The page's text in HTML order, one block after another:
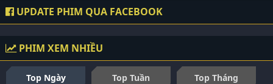
UPDATE PHIM QUA FACEBOOK
PHIM XEM NHIỀU
Top Ngày Top Tuần
Top Tháng